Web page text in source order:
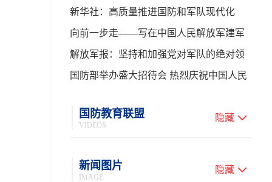
性进展——学习贯彻习主席在中共中央政
治局第二十七次集体学习时的重要讲话
新华社：高质量推进国防和军队现代化
向前一步走——写在中国人民解放军建军
99周年之际
解放军报：坚持和加强党对军队的绝对领
导 高质量推进国防和军队现代化
国防部举办盛大招待会 热烈庆祝中国人民
国防教育联盟
VIDEOS
隐藏
新闻图片
IMAGE
隐藏